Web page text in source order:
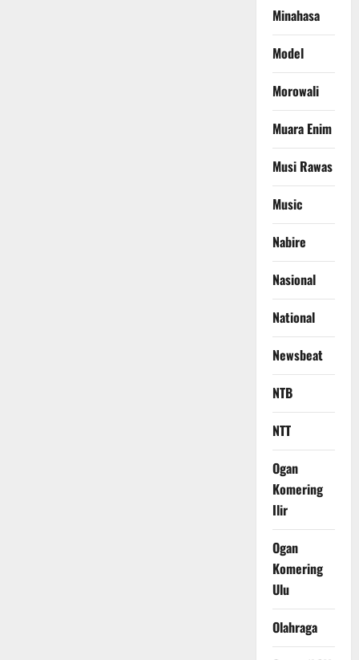
Minahasa
Model
Morowali
Muara Enim
Musi Rawas
Music
Nabire
Nasional
National
Newsbeat
NTB
NTT
Ogan
Komering
Ilir
Ogan
Komering
Ulu
Olahraga